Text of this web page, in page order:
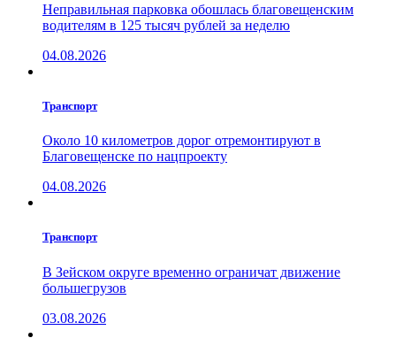
Неправильная парковка обошлась благовещенским
водителям в 125 тысяч рублей за неделю
04.08.2026
Транспорт
Около 10 километров дорог отремонтируют в
Благовещенске по нацпроекту
04.08.2026
Транспорт
В Зейском округе временно ограничат движение
большегрузов
03.08.2026